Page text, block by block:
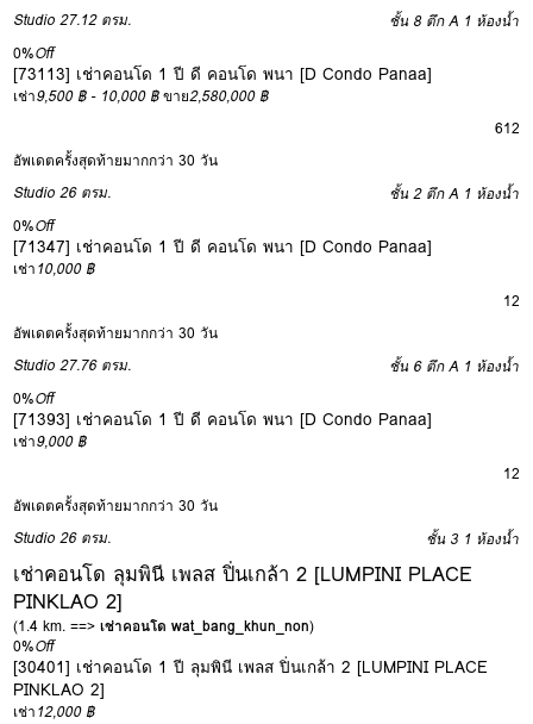
Studio 27.12 ตรม. ชั้น 8 ตึก A 1 ห้องน้ำ
0%Off
[73113] เช่าคอนโด 1 ปี ดี คอนโด พนา [D Condo Panaa]
เช่า9,500 ฿ - 10,000 ฿ ขาย2,580,000 ฿
612
อัพเดตครั้งสุดท้ายมากกว่า 30 วัน
Studio 26 ตรม. ชั้น 2 ตึก A 1 ห้องน้ำ
0%Off
[71347] เช่าคอนโด 1 ปี ดี คอนโด พนา [D Condo Panaa]
เช่า10,000 ฿
12
อัพเดตครั้งสุดท้ายมากกว่า 30 วัน
Studio 27.76 ตรม. ชั้น 6 ตึก A 1 ห้องน้ำ
0%Off
[71393] เช่าคอนโด 1 ปี ดี คอนโด พนา [D Condo Panaa]
เช่า9,000 ฿
12
อัพเดตครั้งสุดท้ายมากกว่า 30 วัน
Studio 26 ตรม. ชั้น 3 1 ห้องน้ำ
เช่าคอนโด ลุมพินี เพลส ปิ่นเกล้า 2 [LUMPINI PLACE
PINKLAO 2]
(1.4 km. ==>เช่าคอนโด wat_bang_khun_non)
0%Off
[30401] เช่าคอนโด 1 ปี ลุมพินี เพลส ปิ่นเกล้า 2 [LUMPINI PLACE
PINKLAO 2]
เช่า12,000 ฿